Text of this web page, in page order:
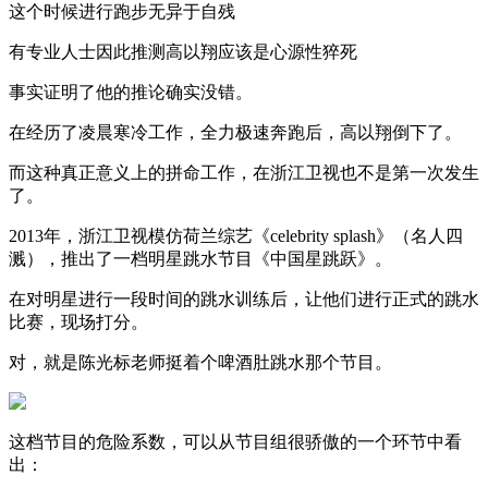
这个时候进行跑步无异于自残
有专业人士因此推测高以翔应该是心源性猝死
事实证明了他的推论确实没错。
在经历了凌晨寒冷工作，全力极速奔跑后，高以翔倒下了。
而这种真正意义上的拼命工作，在浙江卫视也不是第一次发生
了。
2013年，浙江卫视模仿荷兰综艺《celebrity splash》（名人四
溅），推出了一档明星跳水节目《中国星跳跃》。
在对明星进行一段时间的跳水训练后，让他们进行正式的跳水
比赛，现场打分。
对，就是陈光标老师挺着个啤酒肚跳水那个节目。
这档节目的危险系数，可以从节目组很骄傲的一个环节中看
出：